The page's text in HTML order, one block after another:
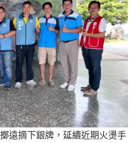
遠摘下銀牌，延續近期火燙手